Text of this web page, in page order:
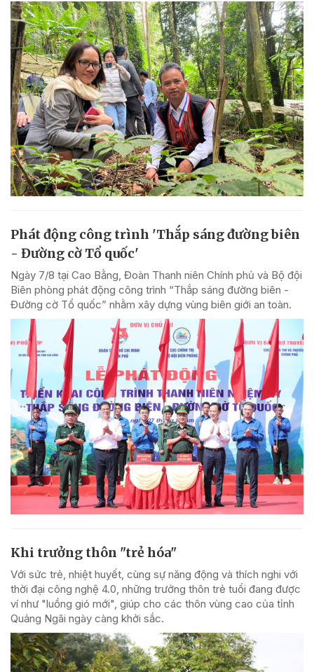
Phát động công trình 'Thắp sáng đường biên
- Đường cờ Tổ quốc'
Ngày 7/8 tại Cao Bằng, Đoàn Thanh niên Chính phủ và Bộ đội
Biên phòng phát động công trình “Thắp sáng đường biên -
Đường cờ Tổ quốc” nhằm xây dựng vùng biên giới an toàn.
Khi trưởng thôn "trẻ hóa"
Với sức trẻ, nhiệt huyết, cùng sự năng động và thích nghi với
thời đại công nghệ 4.0, những trưởng thôn trẻ tuổi đang được
ví như "luồng gió mới", giúp cho các thôn vùng cao của tỉnh
Quảng Ngãi ngày càng khởi sắc.